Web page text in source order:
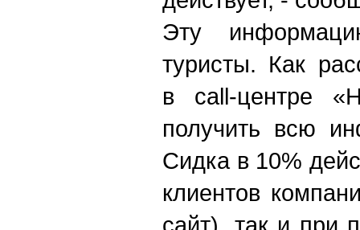
Эту
туристы. Как
в call-центре
получить всю
Сидка в 10%
клиентов